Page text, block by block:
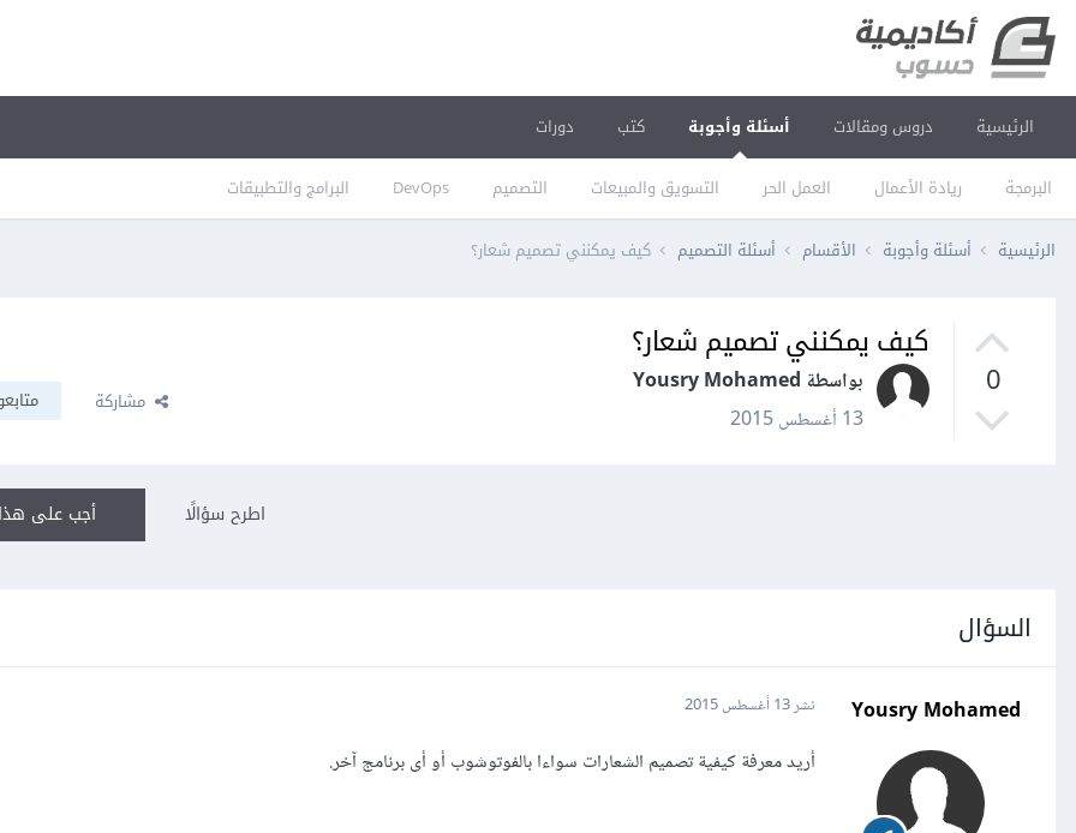
الرئيسية دروس ومقالات أسئلة وأجوبة
البرمجة ريادة الأعمال العمل الحر التسويق والمبيعات التصميم DevOps البرامج والتطبيقات
كتب دورات
الرئيسية أسئلة وأجوبة الأقسام أسئلة التصميم كيف يمكنني تصميم شعار؟
0
كيف يمكنني تصميم شعار؟
بواسطة Yousry Mohamed
13 أغسطس 2015
مشاركة
أجب على اطرح سؤالًا
السؤال
Yousry Mohamed نشر13 أغسطس 2015
أريد معرفة كيفية تصميم الشعارات سواءا بالفوتوشوب أو أى برنامج آخر.